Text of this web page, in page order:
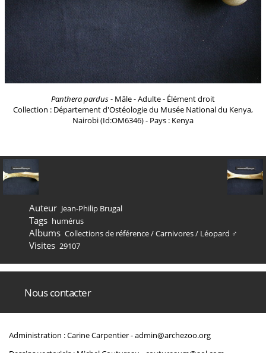
Panthera pardus- Mâle - Adulte - Élément droit
Collection : Département d'Ostéologie du Musée National du Kenya,
Nairobi (Id:OM6346) - Pays : Kenya
Auteur Jean-Philip Brugal
Tags humérus
Albums Collections de référence/Carnivores/ Léopard ♂
Visites 29107
Nous contacter
Administration : Carine Carpentier -admin@archezoo.org